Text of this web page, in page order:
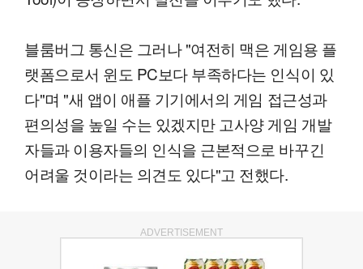
블룸버그 통신은 그러나 "여전히 맥은 게임용 플
랫폼으로서 윈도 PC보다 부족하다는 인식이 있
다"며 "새 앱이 애플 기기에서의 게임 접근성과
편의성을 높일 수는 있겠지만 고사양 게임 개발
자들과 이용자들의 인식을 근본적으로 바꾸긴
어려울 것이라는 의견도 있다"고 전했다.
ADVERTISEMENT